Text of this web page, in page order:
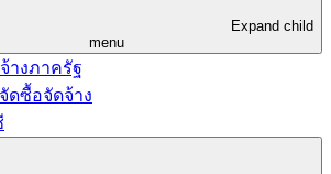
Expand child
menu
างภาครัฐ
ดซื้อจัดจ้าง